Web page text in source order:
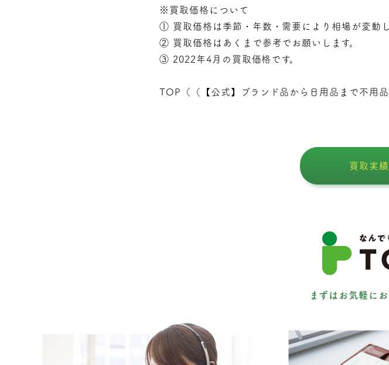
※買取価格について
① 買取価格は季節・年数・需要により相場が変動し
② 買取価格はあくまで参考でお願いします。
③ 2022年4月の買取価格です。
TOP（（ 【公式】ブランド品から日用品まで不用
買取実
まずはお気軽に